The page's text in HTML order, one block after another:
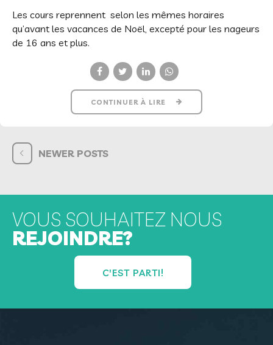
Les cours reprennent selon les mêmes horaires
qu’avant les vacances de Noël, excepté pour les nageurs
de 16 ans et plus.
CONTINUER À LIRE
NEWER POSTS
VOUS SOUHAITEZ NOUS
REJOINDRE?
C'EST PARTI!